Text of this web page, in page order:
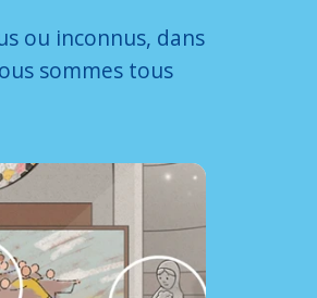
ou inconnus, dans
sommes tous